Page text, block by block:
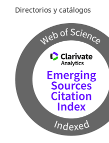
Directorios y catálogos